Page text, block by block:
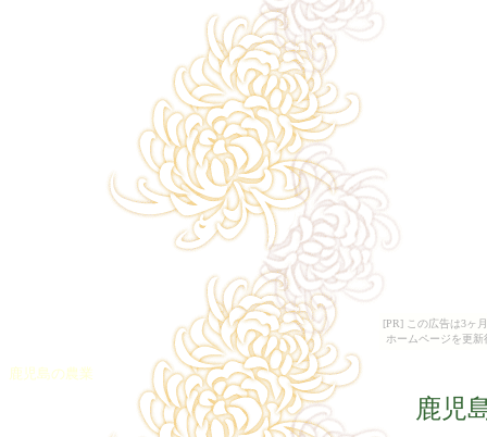
[PR] この広告は3ヶ
ホームページを更
鹿児島の農業
鹿児